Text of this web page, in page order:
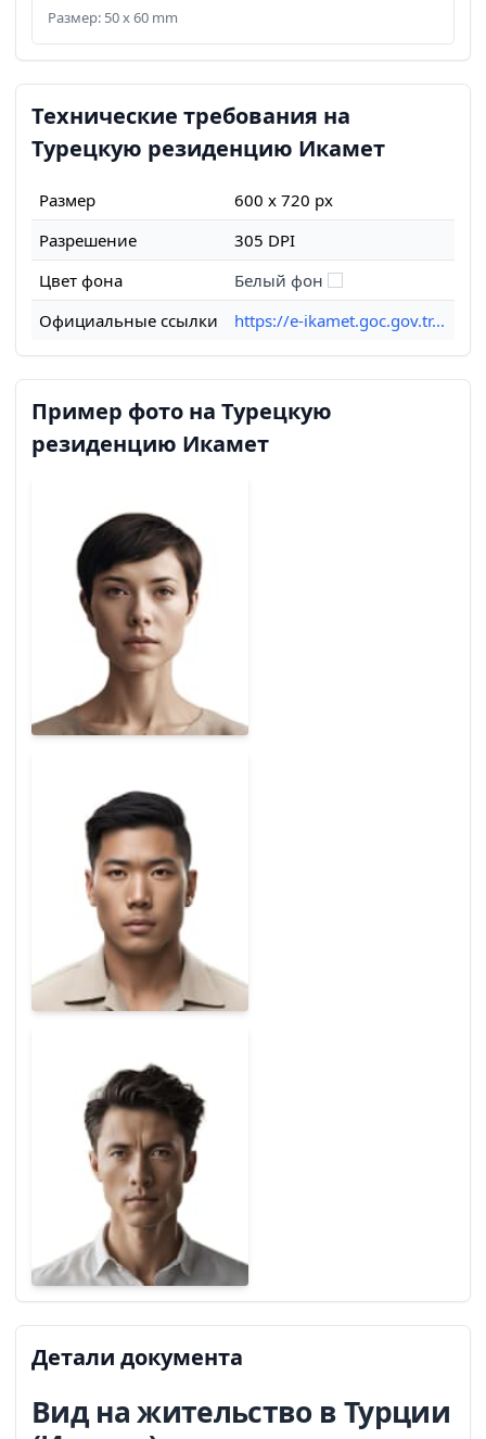
Размер: 50 x 60 mm
Технические требования на
Турецкую резиденцию Икамет
Размер
600 x 720 px
Разрешение
305 DPI
Цвет фона
Белый фон
Официальные ссылки
https://e-ikamet.goc.gov.tr...
Пример фото на Турецкую
резиденцию Икамет
Детали документа
Вид на жительство в Турции